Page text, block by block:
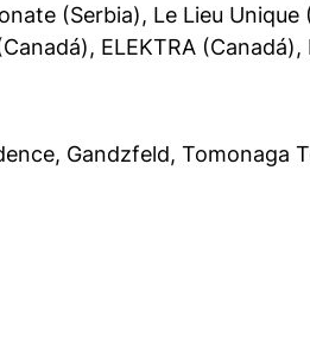
(Serbia), Le Lieu
ELEKTRA
Gandzfeld, Tomonaga